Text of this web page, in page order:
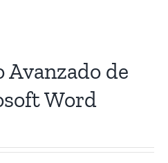
Avanzado de
Word